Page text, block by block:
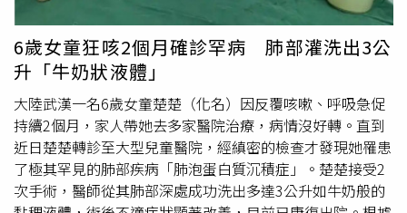
大。婚禮前夕，崔維斯凱爾斯也被拍到現身紐約翠貝卡
（Tribeca）慢跑，而就在同一天，外媒指出泰勒絲的私人
專機已飛抵紐約都會區，讓婚禮即將舉行的消息更添可信
度。另一方面，《Page Six》及《Rolling Stone》引述消息
人士指出，與泰勒絲交情深厚、現年78歲的傳奇歌手史蒂薇
妮克絲（Stevie Nicks）預計將在婚禮上獻唱，替新人送上
祝福，而完整賓客名單至今仍高度保密。不過，這場婚禮也
碰巧遇上紐約近十多年來最嚴峻的熱浪。美國國家氣象局
（National Weather Service）已發布極端高溫警報，預估
外，缺乏痛覺神經的肝臟即便腫瘤擴大，早期也多無痛感，
直到黃疸、極度疲倦發生時多已非初期；而女性發生率最高
的乳癌，初期多以無痛腫塊呈現，若發現乳頭凹陷或異常分
泌物，應立即就醫。高營養師進一步提到，癌症第一期與第
四期的治療效果存在巨大差異，早期發現不僅能保有較多的
治療選擇，存活率更是顯著提升。面對民眾常詢問「吃什麼
能防癌？」她強調，世界上沒有任何一種單一食物能保證百
分之百不罹癌；但大量臨床醫學研究證實，長期的飲食型態
確實與癌症的發生率密不可分，與其消極等待身體出現異
6歲女童狂咳2個月確診罕病 肺部灌洗出3公
升「牛奶狀液體」
大陸武漢一名6歲女童楚楚（化名）因反覆咳嗽、呼吸急促
持續2個月，家人帶她去多家醫院治療，病情沒好轉。直到
近日楚楚轉診至大型兒童醫院，經縝密的檢查才發現她罹患
了極其罕見的肺部疾病「肺泡蛋白質沉積症」。楚楚接受2
次手術，醫師從其肺部深處成功洗出多達3公升如牛奶般的